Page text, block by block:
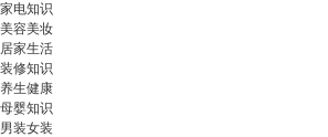
家电知识
美容美妆
居家生活
装修知识
养生健康
母婴知识
男装女装